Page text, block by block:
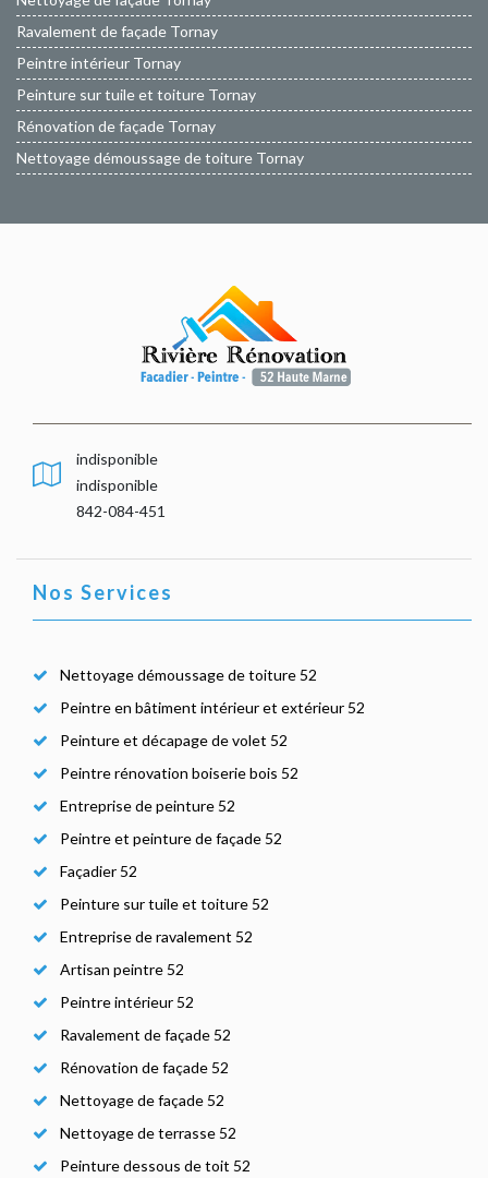
Ravalement de façade Tornay
Peintre intérieur Tornay
Peinture sur tuile et toiture Tornay
Rénovation de façade Tornay
Nettoyage démoussage de toiture Tornay
indisponible
indisponible
842-084-451
Nos Services
Nettoyage démoussage de toiture 52
Peintre en bâtiment intérieur et extérieur 52
Peinture et décapage de volet 52
Peintre rénovation boiserie bois 52
Entreprise de peinture 52
Peintre et peinture de façade 52
Façadier 52
Peinture sur tuile et toiture 52
Entreprise de ravalement 52
Artisan peintre 52
Peintre intérieur 52
Ravalement de façade 52
Rénovation de façade 52
Nettoyage de façade 52
Nettoyage de terrasse 52
Peinture dessous de toit 52